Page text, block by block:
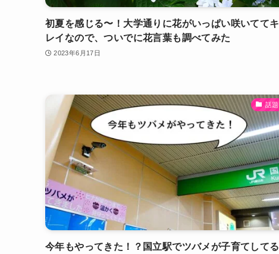
初夏を感じる〜！大学通りに花がいっぱい咲いててキ
レイなので、ついでに花言葉も調べてみた
2023年6月17日
話題
今年もやってきた！？国立駅でツバメが子育てしてる